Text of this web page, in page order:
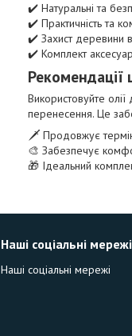
✔️ Натуральні та
✔️ Практичність та
✔️ Захист деревини
✔️ Комплект
Використовуйте
перенесення. Це
🗡️ Продовжує термін
🎨 Забезпечує
🎁 Ідеальний
Наші соціальні мережі
Наші соціальні мережі